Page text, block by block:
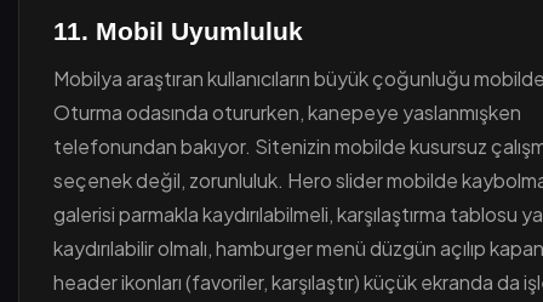
11. Mobil Uyumluluk
Mobilya araştıran kullanıcıların büyük çoğunluğu
Oturma odasında otururken, kanepeye yaslanmışken
telefonundan bakıyor. Sitenizin mobilde kusursuz
seçenek değil, zorunluluk. Hero slider mobilde
galerisi parmakla kaydırılabilmeli, karşılaştırma tablosu
kaydırılabilir olmalı, hamburger menü düzgün açılıp
header ikonları (favoriler, karşılaştır) küçük ekranda da